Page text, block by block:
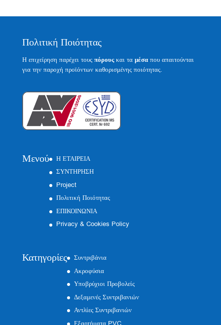
Πολιτική Ποιότητας
Η επιχείρηση παρέχει τους πόρουςκαι τα μέσαπου απαιτούνται
για την παροχή προϊόντων καθορισμένης ποιότητας.
Μενού
Η ΕΤΑΙΡΕΙΑ
ΣΥΝΤΗΡΗΣΗ
Project
Πολιτική Ποιότητας
ΕΠΙΚΟΙΝΩΝΙΑ
Privacy & Cookies Policy
Κατηγορίες
Συντριβάνια
Ακροφύσια
Υποβρύχιοι Προβολείς
Δεξαμενές Συντριβανιών
Αντλίες Συντριβανιών
Εξαρτήματα PVC